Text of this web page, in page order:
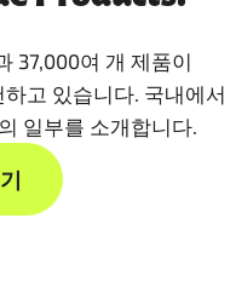
37,000여 개 제품이
고 있습니다. 국내에서
일부를 소개합니다.